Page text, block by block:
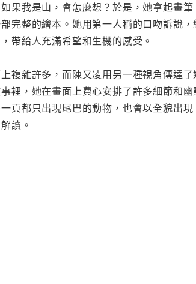
果我是山，會怎麼想？於是，她拿起畫
完整的繪本。她用第一人稱的口吻訴說
帶給人充滿希望和生機的感受。
複雜許多，而陳又凌用另一種視角傳達
裡，她在畫面上費心安排了許多細節和
頁都只出現尾巴的動物，也會以全貌出
讀。